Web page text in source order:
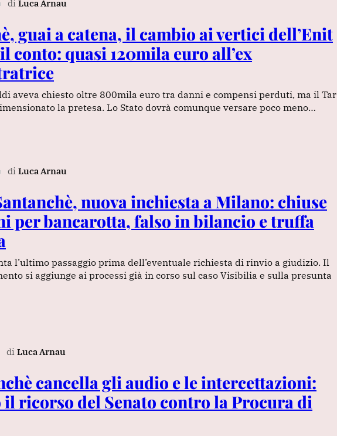
di Luca Arnau
guai a catena, il cambio ai vertici dell’Enit
conto: quasi 120mila euro all’ex
aveva chiesto oltre 800mila euro tra danni e compensi perduti, ma il Tar
la pretesa. Lo Stato dovrà comunque versare poco meno…
di Luca Arnau
nuova inchiesta a Milano: chiuse
per bancarotta, falso in bilancio e truffa
l’ultimo passaggio prima dell’eventuale richiesta di rinvio a giudizio. Il
si aggiunge ai processi già in corso sul caso Visibilia e sulla presunta
di Luca Arnau
cancella gli audio e le intercettazioni:
il ricorso del Senato contro la Procura di